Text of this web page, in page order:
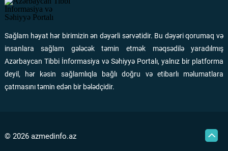
“Qızıl yaşlar” layihəsi çərçivəsində 65+ yaşlı şəxslərdə
Ən çox oxunanlar
Apteklərdə eyni dərmanın fərqli qiymətə satılması
araşdırılır
Sağlam həyat hər birimizin ən dəyərli sərvətidir. Bu dəyəri qorumaq və
insanlara sağlam gələcək təmin etmək məqsədilə yaradılmış
Azərbaycan Tibbi İnformasiya və Səhiyyə Portalı, yalnız bir platforma
deyil, hər kəsin sağlamlıqla bağlı doğru və etibarlı məlumatlara
çatmasını təmin edən bir bələdçidir.
© 2026 azmedinfo.az